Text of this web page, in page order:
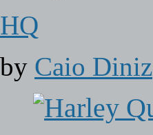
HQ
by Caio Diniz